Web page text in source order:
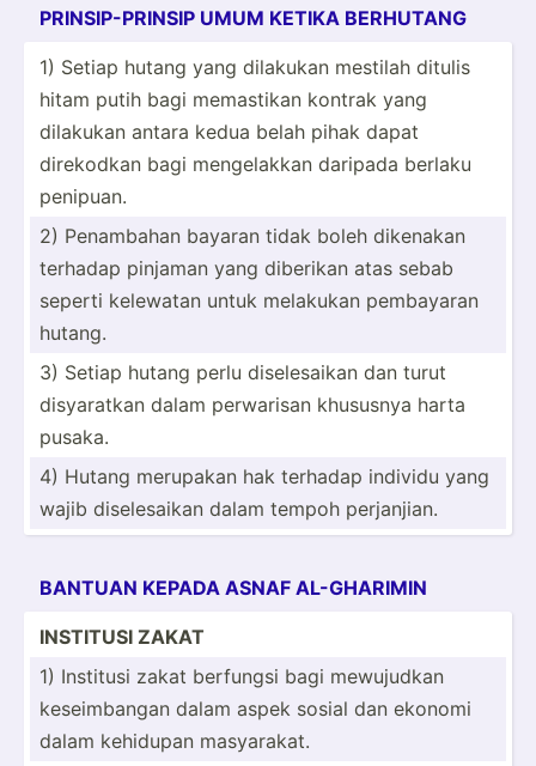
PRINSI­­­P­-­P­­R­­INSIP UMUM KETIKA BERHUTANG
1) Setiap hutang yang dilakukan mestilah ditulis
hitam putih bagi memastikan kontrak yang
dilakukan antara kedua belah pihak dapat
direkodkan bagi mengel­akkan daripada berlaku
penipuan.
2) Penambahan bayaran tidak boleh dikenakan
terhadap pinjaman yang diberikan atas sebab
seperti kelewatan untuk melakukan pembayaran
hutang.
3) Setiap hutang perlu disele­saikan dan turut
disyar­atkan dalam perwarisan khususnya harta
pusaka.
4) Hutang merupakan hak terhadap individu yang
wajib disele­saikan dalam tempoh perjan­jian.
BANTUAN KEPADA ASNAF AL-GHA­­RIMIN
INSTITUSI ZAKAT
1) Institusi zakat berfungsi bagi mewujudkan
keseim­bangan dalam aspek sosial dan ekonomi
dalam kehidupan masyar­akat.